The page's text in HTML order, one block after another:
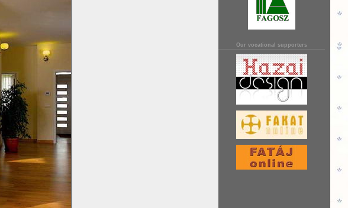
Our vocational supporters